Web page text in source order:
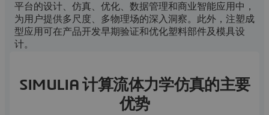
平台的设计、仿真、优化、数据管理和商业智能应用中，
为用户提供多尺度、多物理场的深入洞察。此外，注塑成
型应用可在产品开发早期验证和优化塑料部件及模具设
计。
SIMULIA 计算流体力学仿真的主要
优势